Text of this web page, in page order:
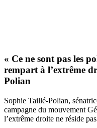
« Ce ne sont pas les
rempart à l’extrême
Polian
Sophie Taillé-Polian,
campagne du mouvement
l’extrême droite ne réside